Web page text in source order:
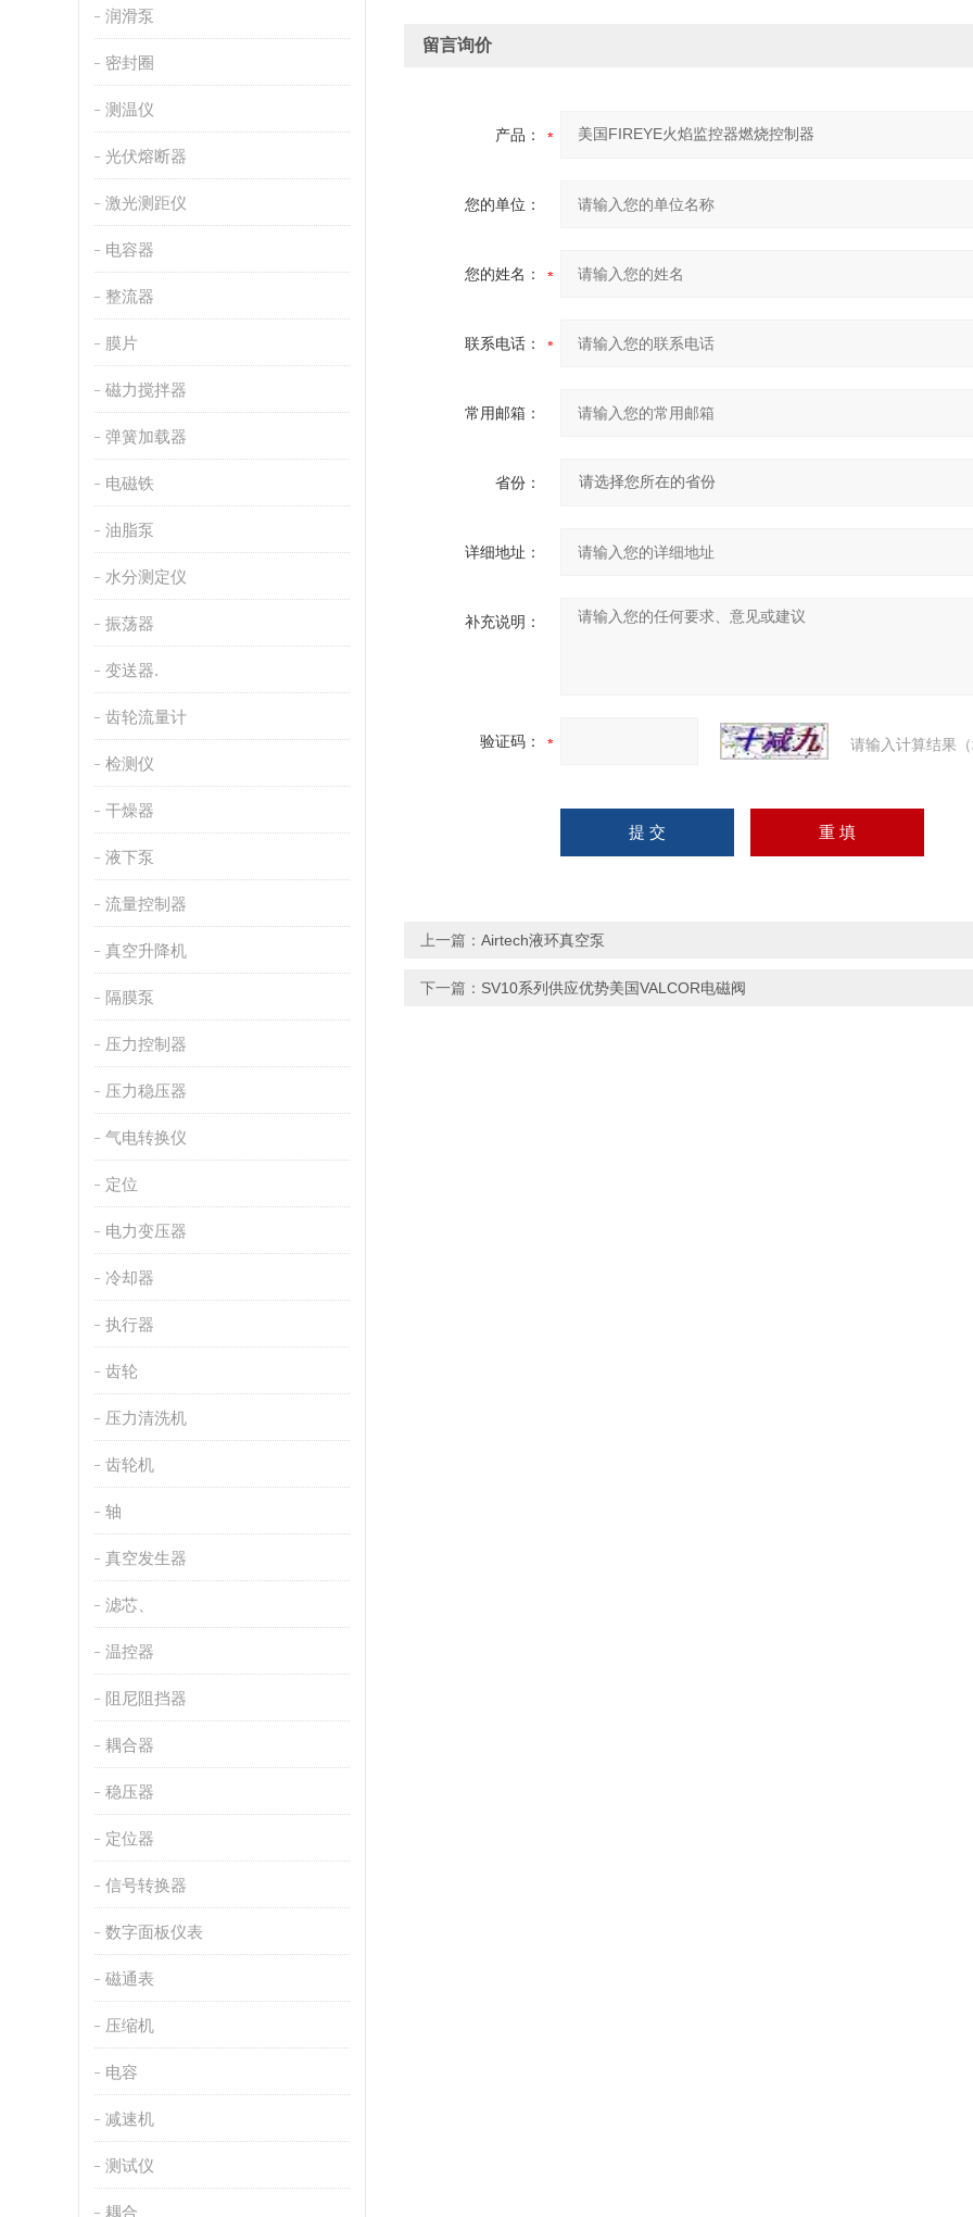
润滑泵
密封圈
测温仪
光伏熔断器
激光测距仪
电容器
整流器
膜片
磁力搅拌器
弹簧加载器
电磁铁
油脂泵
水分测定仪
振荡器
变送器.
齿轮流量计
检测仪
干燥器
液下泵
流量控制器
真空升降机
隔膜泵
压力控制器
压力稳压器
气电转换仪
定位
电力变压器
冷却器
执行器
齿轮
压力清洗机
齿轮机
轴
真空发生器
滤芯、
温控器
阻尼阻挡器
耦合器
稳压器
定位器
信号转换器
数字面板仪表
磁通表
压缩机
电容
减速机
测试仪
耦合
留言询价
产品：
您的单位：
您的姓名：
联系电话：
常用邮箱：
省份：
详细地址：
补充说明：
验证码： 请输入计算结果
上一篇： Airtech液环真空泵
下一篇： SV10系列供应优势美国VALCOR电磁阀